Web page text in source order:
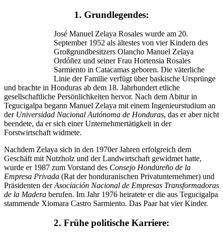
1. Grundlegendes:
José Manuel Zelaya Rosales wurde am 20.
September 1952 als ältestes von vier Kindern des
Großgrundbesitzers Olancho Manuel Zelaya
Ordóñez und seiner Frau Hortensia Rosales
Sarmiento in Catacamas geboren. Die väterliche
Linie der Familie verfügt über baskische Ursprünge
und brachte in Honduras ab dem 18. Jahrhundert etliche
gesellschaftliche Persönlichkeiten hervor. Nach dem Abitur in
Tegucigalpa begann Manuel Zelaya mit einem Ingenieurstudium an
der Universidad Nacional Autónoma de Honduras, das er aber nicht
beendete, da er sich einer Unternehmertätigkeit in der
Forstwirtschaft widmete.
Nachdem Zelaya sich in den 1970er Jahren erfolgreich dem
Geschäft mit Nutzholz und der Landwirtschaft gewidmet hatte,
wurde er 1987 zum Vorstand des Consejo Hondureño de la
Empresa Privada (Rat der honduranischen Privatunternehmer) und
Präsidenten derAsociación Nacional de Empresas Transformadoras
de la Madera berufen. Im Jahr 1976 heiratete er die aus Tegucigalpa
stammende Xiomara Castro Sarmiento. Das Paar hat vier Kinder.
2. Frühe politische Karriere: